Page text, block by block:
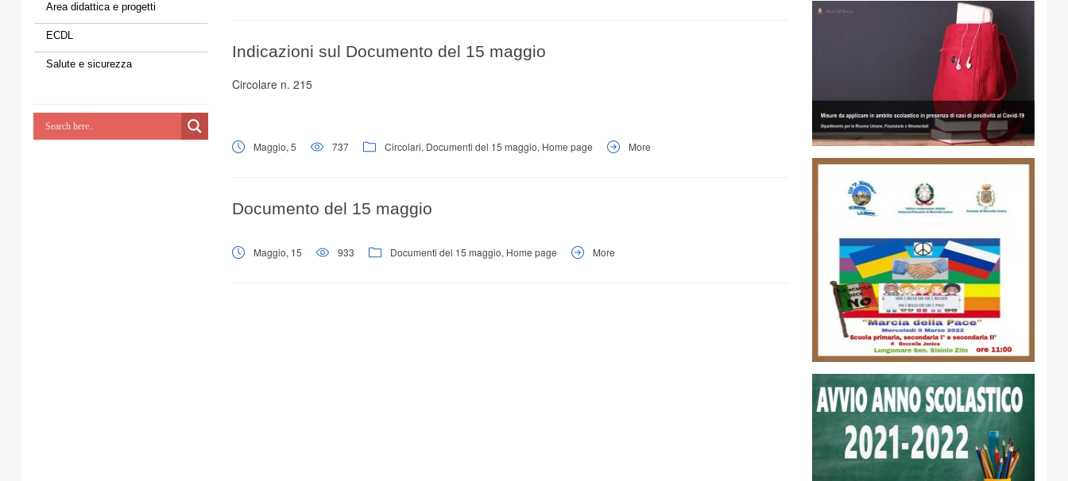
Area didattica e progetti
ECDL
Salute e sicurezza
Indicazioni sul Documento del 15 maggio
Circolare n. 215
Maggio, 5 737 Circolari, Documenti del 15 maggio, Home page More
Documento del 15 maggio
Maggio, 15 933 Documenti del 15 maggio, Home page More